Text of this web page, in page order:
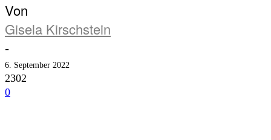
Von
Gisela Kirschstein
-
6. September 2022
2302
0